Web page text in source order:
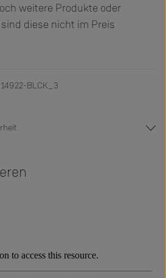
weitere Produkte oder
diese nicht im Preis
BLCK_3